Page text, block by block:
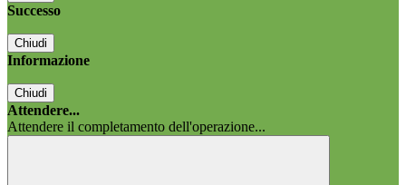
Successo
Chiudi
Informazione
Chiudi
Attendere...
Attendere il completamento dell'operazione...